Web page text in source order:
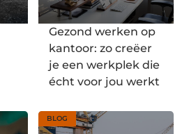
Gezond werken op
kantoor: zo creëer
je een werkplek die
écht voor jou werkt
BLOG